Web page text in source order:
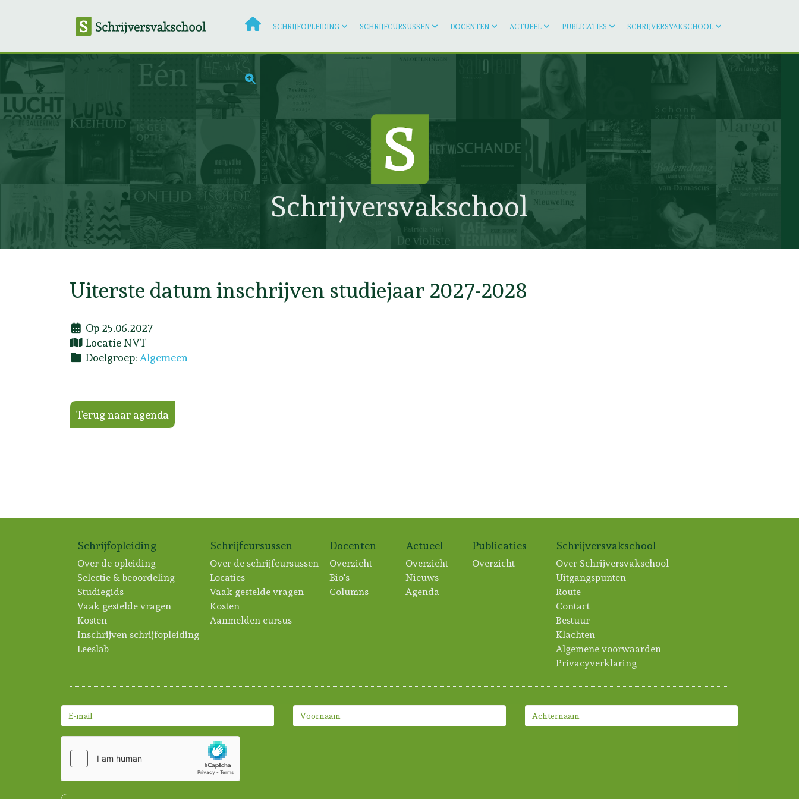
SCHRIJFOPLEIDING SCHRIJFCURSUSSEN DOCENTEN ACTUEEL PUBLICATIES SCHRIJVERSVAKSCHOOL
Schrijversvakschool
Uiterste datum inschrijven studiejaar 2027-2028
Op 25.06.2027
LocatieNVT
Doelgroep: Algemeen
Terug naar agenda
Schrijfopleiding
Over de opleiding
Selectie & beoordeling
Studiegids
Vaak gestelde vragen
Kosten
Inschrijven schrijfopleiding
Leeslab
Schrijfcursussen
Over de schrijfcursussen
Locaties
Vaak gestelde vragen
Kosten
Aanmelden cursus
Docenten
Overzicht
Bio's
Columns
Actueel
Overzicht
Nieuws
Agenda
Publicaties
Overzicht
Schrijversvakschool
Over Schrijversvakschool
Uitgangspunten
Route
Contact
Bestuur
Klachten
Algemene voorwaarden
Privacyverklaring